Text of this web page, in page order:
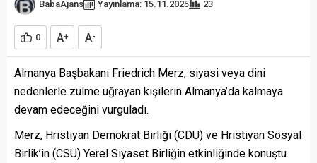
BabaAjans Yayınlama: 15.11.2025 23
0 A+ A-
Almanya Başbakanı Friedrich Merz, siyasi veya dini
nedenlerle zulme uğrayan kişilerin Almanya’da kalmaya
devam edeceğini vurguladı.
Merz, Hristiyan Demokrat Birliği (CDU) ve Hristiyan Sosyal
Birlik’in (CSU) Yerel Siyaset Birliğin etkinliğinde konuştu.